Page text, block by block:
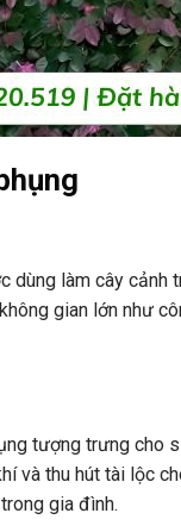
làm cây cảnh
gian lớn như
tượng trưng cho
và thu hút tài lộc
gia đình.